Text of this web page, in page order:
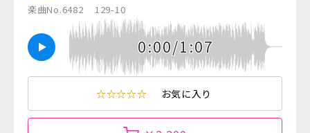
楽曲No.6482 129-10
0:00/1:07
☆☆☆☆☆ お気に入り